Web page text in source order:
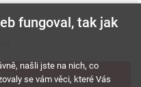
SE
fungoval, tak jak
našli jste na nich, co
se vám věci, které Vás